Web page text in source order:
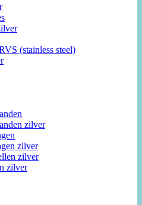
(stainless steel)
zilver
zilver
zilver
zilver